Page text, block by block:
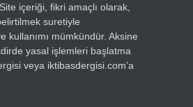
içeriği, fikri amaçlı olarak,
suretiyle
kullanımı mümkündür. Aksine
yasal işlemleri başlatma
veya iktibasdergisi.com’a